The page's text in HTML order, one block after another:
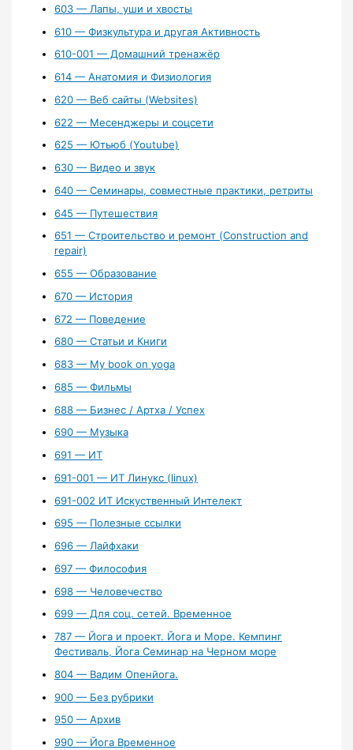
603 — Лапы, уши и хвосты
610 — Физкультура и другая Активность
610-001 — Домашний тренажёр
614 — Анатомия и Физиология
620 — Веб сайты (Websites)
622 — Месенджеры и соцсети
625 — Ютьюб (Youtube)
630 — Видео и звук
640 — Семинары, совместные практики, ретриты
645 — Путешествия
651 — Строительство и ремонт (Construction and
repair)
655 — Образование
670 — История
672 — Поведение
680 — Статьи и Книги
683 — My book on yoga
685 — Фильмы
688 — Бизнес / Артха / Успех
690 — Музыка
691 — ИТ
691-001 — ИТ Линукс (linux)
691-002 ИТ Искуственный Интелект
695 — Полезные ссылки
696 — Лайфхаки
697 — Философия
698 — Человечество
699 — Для соц. сетей. Временное
787 — Йога и проект. Йога и Море. Кемпинг
Фестиваль, Йога Семинар на Черном море
804 — Вадим Опенйога.
900 — Без рубрики
950 — Архив
990 — Йога Временное